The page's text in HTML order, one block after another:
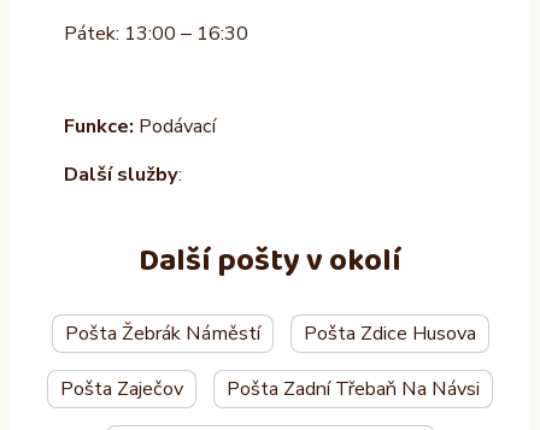
Pátek: 13:00 – 16:30
Funkce: Podávací
Další služby:
Další pošty v okolí
Pošta Žebrák Náměstí Pošta Zdice Husova
Pošta Zaječov Pošta Zadní Třebaň Na Návsi